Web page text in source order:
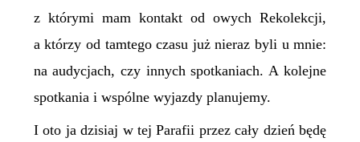
z którymi mam kontakt od owych Rekolekcji,
a którzy od tamtego czasu już nieraz byli u mnie:
na audycjach, czy innych spotkaniach. A kolejne
spotkania i wspólne wyjazdy planujemy.
I oto ja dzisiaj w tej Parafii przez cały dzień będę